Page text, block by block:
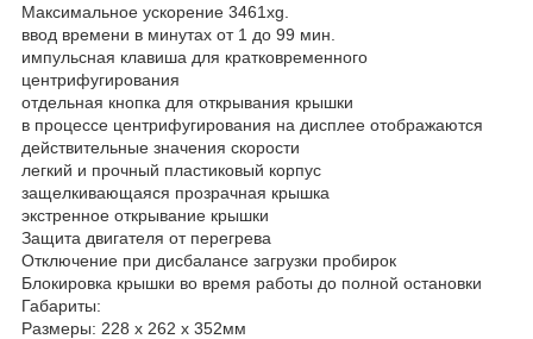
Максимальное ускорение 3461хg.
ввод времени в минутах от 1 до 99 мин.
импульсная клавиша для кратковременного
центрифугирования
отдельная кнопка для открывания крышки
в процессе центрифугирования на дисплее отображаются
действительные значения скорости
легкий и прочный пластиковый корпус
защелкивающаяся прозрачная крышка
экстренное открывание крышки
Защита двигателя от перегрева
Отключение при дисбалансе загрузки пробирок
Блокировка крышки во время работы до полной остановки
Габариты:
Размеры: 228 x 262 x 352мм